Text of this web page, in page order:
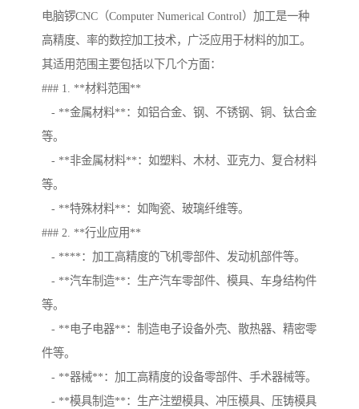
电脑锣CNC（Computer Numerical Control）加工是一种
高精度、率的数控加工技术，广泛应用于材料的加工。
其适用范围主要包括以下几个方面：
### 1. **材料范围**
- **金属材料**：如铝合金、钢、不锈钢、铜、钛合金
等。
- **非金属材料**：如塑料、木材、亚克力、复合材料
等。
- **特殊材料**：如陶瓷、玻璃纤维等。
### 2. **行业应用**
- ****：加工高精度的飞机零部件、发动机部件等。
- **汽车制造**：生产汽车零部件、模具、车身结构件
等。
- **电子电器**：制造电子设备外壳、散热器、精密零
件等。
- **器械**：加工高精度的设备零部件、手术器械等。
- **模具制造**：生产注塑模具、冲压模具、压铸模具